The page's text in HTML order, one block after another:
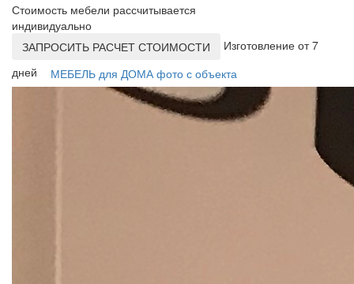
Стоимость мебели рассчитывается
индивидуально
ЗАПРОСИТЬ РАСЧЕТ СТОИМОСТИ
Изготовление от 7
дней
МЕБЕЛЬ для ДОМА фото с объекта